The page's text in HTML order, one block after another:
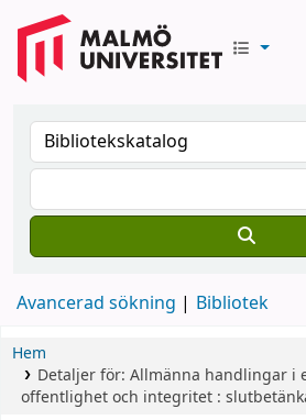
Avancerad sökning Bibliotek
Hem
Detaljer för: Allmänna handlingar i
offentlighet och integritet :